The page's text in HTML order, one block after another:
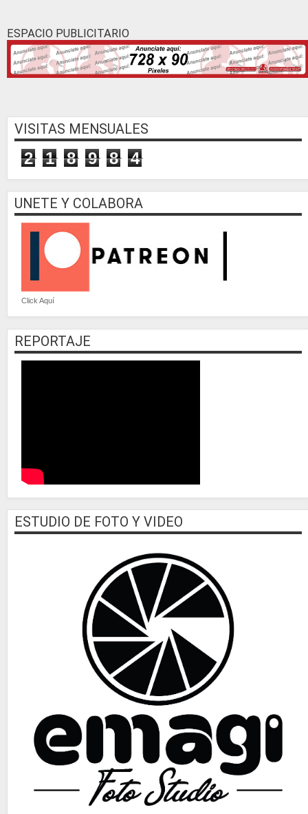
ESPACIO PUBLICITARIO
VISITAS MENSUALES
2 1 8 9 8 4
UNETE Y COLABORA
Click Aquí
REPORTAJE
ESTUDIO DE FOTO Y VIDEO